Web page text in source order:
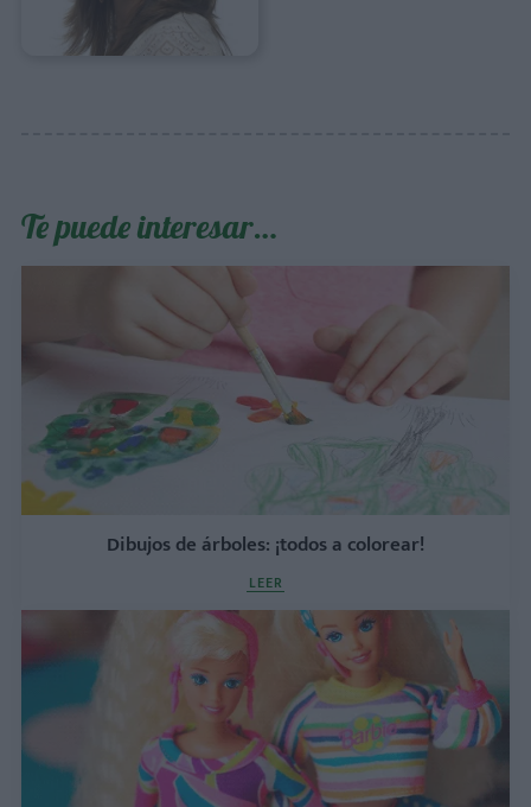
Te puede interesar…
Dibujos de árboles: ¡todos a colorear!
LEER